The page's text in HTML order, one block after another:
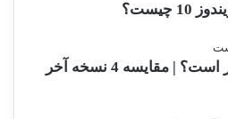
کدام نسخه آفیس بهتر است؟ | مقایسه 4 نسخه آخر